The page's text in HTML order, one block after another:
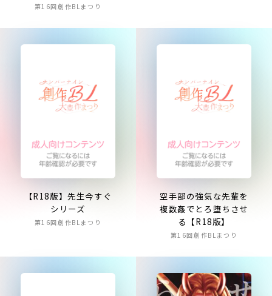
第16回創作BLまつり
【R18版】先生今すぐ
シリーズ
第16回創作BLまつり
空手部の強気な先輩を
複数姦でとろ堕ちさせ
る【R18版】
第16回創作BLまつり